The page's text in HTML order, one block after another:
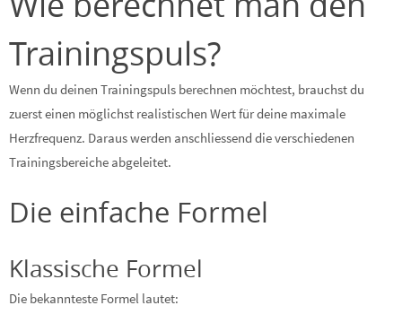
Trainingspuls?
Wenn du deinen Trainingspuls berechnen möchtest, brauchst du
zuerst einen möglichst realistischen Wert für deine maximale
Herzfrequenz. Daraus werden anschliessend die verschiedenen
Trainingsbereiche abgeleitet.
Die einfache Formel
Klassische Formel
Die bekannteste Formel lautet: